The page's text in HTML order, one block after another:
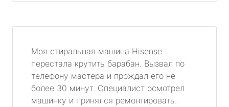
Моя стиральная машина Hisense
перестала крутить барабан. Вызвал по
телефону мастера и прождал его не
более 30 минут. Специалист осмотрел
машинку и принялся ремонтировать.